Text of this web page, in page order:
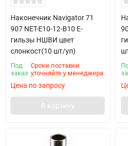
Наконечник Navigator 71
907 NET-E10-12-B10 Е-
гильзы НШВИ цвет
слонкост(10 шт/уп)
Под
заказ
Сроки поставки
уточняйте у менеджера
Цена по запросу
В корзину